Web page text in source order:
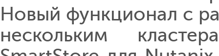
Новый функционал с
нескольким